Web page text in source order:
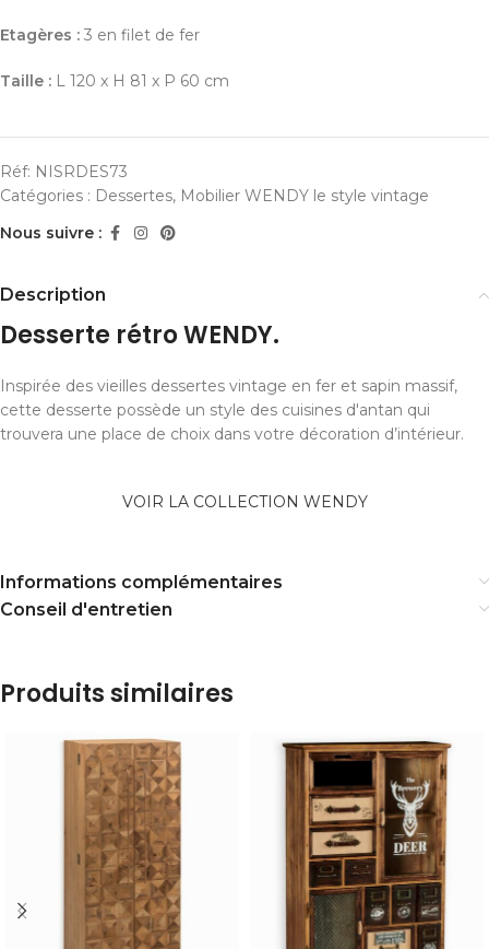
Etagères : 3 en filet de fer
Taille : L 120 x H 81 x P 60 cm
Réf: NISRDES73
Catégories : Dessertes, Mobilier WENDY le style vintage
Nous suivre :
Description
Desserte rétro WENDY.
Inspirée des vieilles dessertes vintage en fer et sapin massif,
cette desserte possède un style des cuisines d'antan qui
trouvera une place de choix dans votre décoration d’intérieur.
VOIR LA COLLECTION WENDY
Informations complémentaires
Conseil d'entretien
Produits similaires